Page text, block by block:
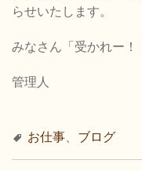
らせいたします。
みなさん「受かれー！
管理人
お仕事 ブログ